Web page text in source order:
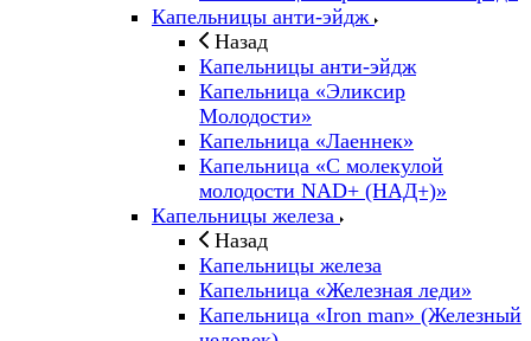
Капельницы анти-эйдж
Назад
Капельницы анти-эйдж
Капельница «Эликсир
Молодости»
Капельница «Лаеннек»
Капельница «С молекулой
молодости NAD+ (НАД+)»
Капельницы железа
Назад
Капельницы железа
Капельница «Железная леди»
Капельница «Iron man» (Железный